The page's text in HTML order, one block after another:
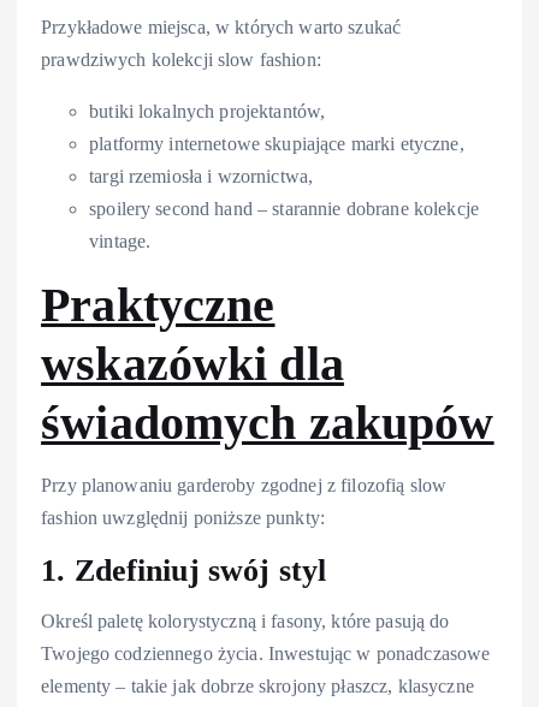
Przykładowe miejsca, w których warto szukać
prawdziwych kolekcji slow fashion:
butiki lokalnych projektantów,
platformy internetowe skupiające marki etyczne,
targi rzemiosła i wzornictwa,
spoilery second hand – starannie dobrane kolekcje
vintage.
Praktyczne
wskazówki dla
świadomych zakupów
Przy planowaniu garderoby zgodnej z filozofią slow
fashion uwzględnij poniższe punkty:
1. Zdefiniuj swój styl
Określ paletę kolorystyczną i fasony, które pasują do
Twojego codziennego życia. Inwestując w ponadczasowe
elementy – takie jak dobrze skrojony płaszcz, klasyczne